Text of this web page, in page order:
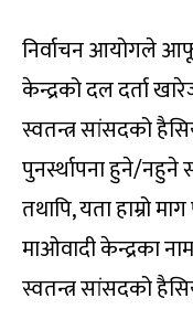
निर्वाचन आयोगले
केन्द्रको दल दर्ता
स्वतन्त्र सांसदको
पुनर्स्थापना हुने/नहुने
तथापि, यता हाम्रो
माओवादी केन्द्रका
स्वतन्त्र सांसदको